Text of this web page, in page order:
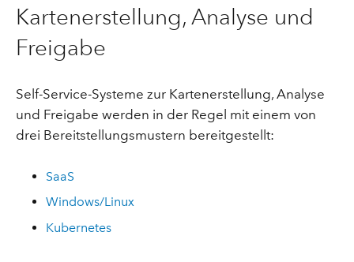
Kartenerstellung, Analyse und
Freigabe
Self-Service-Systeme zur Kartenerstellung, Analyse
und Freigabe werden in der Regel mit einem von
drei Bereitstellungsmustern bereitgestellt:
SaaS
Windows/Linux
Kubernetes